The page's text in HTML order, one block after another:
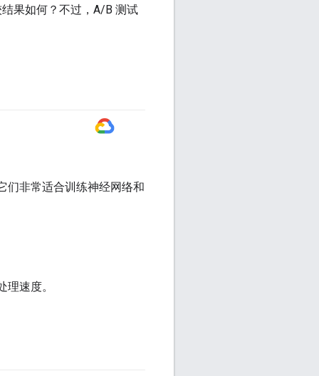
果如何？不过，A/B 测试
#GoogleCloud
们非常适合训练神经网络和
速度。